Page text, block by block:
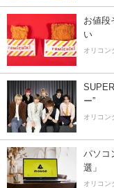
お値段
い
オリコン
ー”
オリコン
パソコ
選」
オリコン